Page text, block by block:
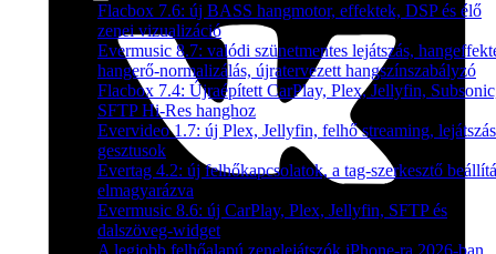
Flacbox 7.6: új BASS hangmotor, effektek, DSP és élő
zenei vizualizáció
Evermusic 8.7: valódi szünetmentes lejátszás,
hangerő-normalizálás, újratervezett hangszínszabályzó
Flacbox 7.4: Újraépített CarPlay, Plex, Jellyfin,
SFTP Hi-Res hanghoz
Evervideo 1.7: új Plex, Jellyfin, felhő streaming,
gesztusok
Evertag 4.2: új felhőkapcsolatok, a tag-szerkesztő
elmagyarázva
Evermusic 8.6: új CarPlay, Plex, Jellyfin, SFTP és
dalszöveg-widget
A legjobb felhőalapú zenelejátszók iPhone-ra 2026-ban